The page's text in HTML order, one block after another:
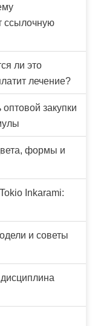
ссылочную
ли это
лечение?
оптовой закупки
формы и
Inkarami:
и советы